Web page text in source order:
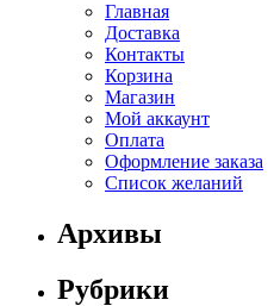
Главная
Доставка
Контакты
Корзина
Магазин
Мой аккаунт
Оплата
Оформление заказа
Список желаний
Архивы
Рубрики